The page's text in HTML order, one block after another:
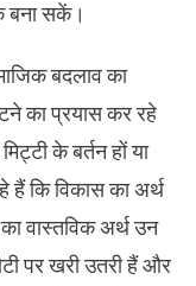
बना सकें।
बदलाव का
का प्रयास कर रहे
के बर्तन हों या
कि विकास का अर्थ
वास्तविक अर्थ उन
पर खरी उतरी हैं और